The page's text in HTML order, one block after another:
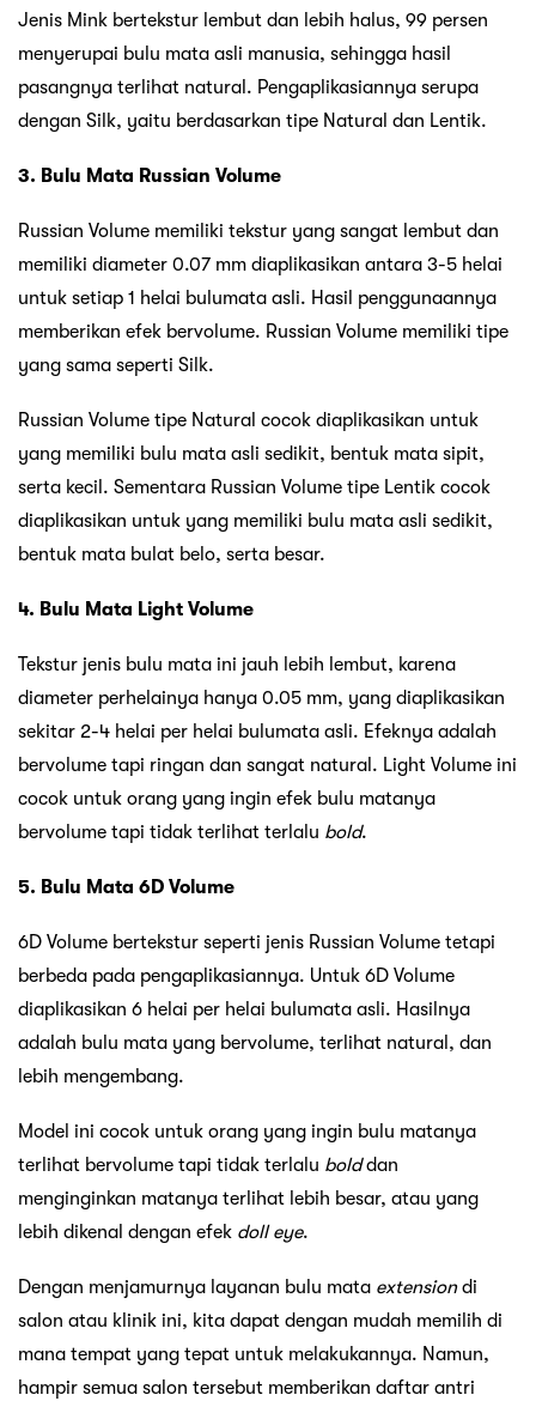
Jenis Mink bertekstur lembut dan lebih halus, 99 persen
menyerupai bulu mata asli manusia, sehingga hasil
pasangnya terlihat natural. Pengaplikasiannya serupa
dengan Silk, yaitu berdasarkan tipe Natural dan Lentik.
3. Bulu Mata Russian Volume
Russian Volume memiliki tekstur yang sangat lembut dan
memiliki diameter 0.07 mm diaplikasikan antara 3-5 helai
untuk setiap 1 helai bulumata asli. Hasil penggunaannya
memberikan efek bervolume. Russian Volume memiliki tipe
yang sama seperti Silk.
Russian Volume tipe Natural cocok diaplikasikan untuk
yang memiliki bulu mata asli sedikit, bentuk mata sipit,
serta kecil. Sementara Russian Volume tipe Lentik cocok
diaplikasikan untuk yang memiliki bulu mata asli sedikit,
bentuk mata bulat belo, serta besar.
4. Bulu Mata Light Volume
Tekstur jenis bulu mata ini jauh lebih lembut, karena
diameter perhelainya hanya 0.05 mm, yang diaplikasikan
sekitar 2-4 helai per helai bulumata asli. Efeknya adalah
bervolume tapi ringan dan sangat natural. Light Volume ini
cocok untuk orang yang ingin efek bulu matanya
bervolume tapi tidak terlihat terlalu bold.
5. Bulu Mata 6D Volume
6D Volume bertekstur seperti jenis Russian Volume tetapi
berbeda pada pengaplikasiannya. Untuk 6D Volume
diaplikasikan 6 helai per helai bulumata asli. Hasilnya
adalah bulu mata yang bervolume, terlihat natural, dan
lebih mengembang.
Model ini cocok untuk orang yang ingin bulu matanya
terlihat bervolume tapi tidak terlalu bolddan
menginginkan matanya terlihat lebih besar, atau yang
lebih dikenal dengan efek doll eye.
Dengan menjamurnya layanan bulu mata extensiondi
salon atau klinik ini, kita dapat dengan mudah memilih di
mana tempat yang tepat untuk melakukannya. Namun,
hampir semua salon tersebut memberikan daftar antri